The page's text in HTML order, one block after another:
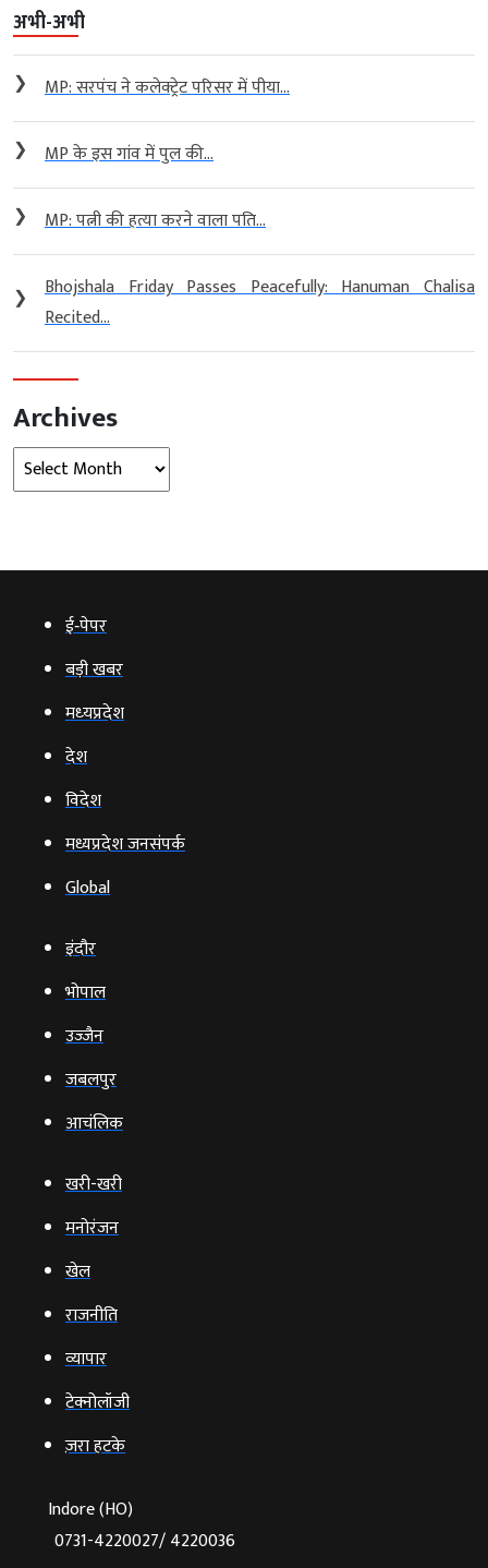
अभी-अभी
❯ MP: सरपंच ने कलेक्ट्रेट परिसर में पीया...
❯ MP के इस गांव में पुल की...
❯ MP: पत्नी की हत्या करने वाला पति...
❯
Bhojshala Friday Passes Peacefully: Hanuman Chalisa
Recited...
Archives
Archives
ई‑पेपर
बड़ी खबर
मध्‍यप्रदेश
देश
विदेश
मध्यप्रदेश जनसंपर्क
Global
इंदौर
भोपाल
उज्‍जैन
जबलपुर
आचंलिक
खरी-खरी
मनोरंजन
खेल
राजनीति
व्‍यापार
टेक्‍नोलॉजी
ज़रा हटके
Indore (HO)
0731-4220027/ 4220036